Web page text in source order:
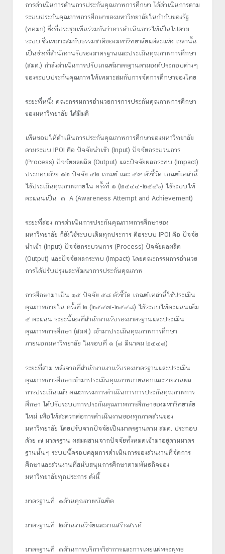
การดำเนินการด้านการประกันคุณภาพการศึกษา ได้ดำเนินการตาม
ระบบประกันคุณภาพการศึกษาของมหาวิทยาลัยในกำกับของรัฐ
(ทอมก) ซึ่งที่ประชุมเห็นร่วมกันว่าควรดำเนินการให้เป็นไปตาม
ระบบ ซึ่งเหมาะสมกับธรรมชาติของมหาวิทยาลัยแต่ละแห่ง เวลานั้น
เป็นช่วงที่สำนักงานรับรองมาตรฐานและประเมินคุณภาพการศึกษา
(สมศ.) กำลังดำเนินการปรับเกณฑ์มาตรฐานตามองค์ประกอบต่างๆ
ของระบบประกันคุณภาพให้เหมาะสมกับการจัดการศึกษาของไทย
ระยะที่หนึ่ง คณะกรรมการอำนวยการการประกันคุณภาพการศึกษา
ของมหาวิทยาลัย ได้มีมติ
เห็นชอบให้ดำเนินการประกันคุณภาพการศึกษาของมหาวิทยาลัย
ตามระบบ IPOI คือ ปัจจัยนำเข้า (Input) ปัจจัยกระบวนการ
(Process) ปัจจัยผลผลิต (Output) และปัจจัยผลกระทบ (Impact)
ประกอบด้วย ๑๒ ปัจจัย ๕๒ เกณฑ์ และ ๕๙ ตัวชี้วัด เกณฑ์เหล่านี้
ใช้ประเมินคุณภาพภายใน ครั้งที่ ๑ (๒๕๔๔-๒๕๔๖) ใช้ระบบให้
คะแนนเป็น ๓ A (Awareness Attempt and Achievement)
ระยะที่สอง การดำเนินการประกันคุณภาพการศึกษาของ
มหาวิทยาลัย ก็ยังใช้ระบบเดิมทุกประการ คือระบบ IPOI คือ ปัจจัย
นำเข้า (Input) ปัจจัยกระบวนการ (Process) ปัจจัยผลผลิต
(Output) และปัจจัยผลกระทบ (Impact) โดยคณะกรรมการอำนวย
การได้ปรับปรุงและพัฒนาการประกันคุณภาพ
การศึกษามาเป็น ๑๕ ปัจจัย ๕๘ ตัวชี้วัด เกณฑ์เหล่านี้ใช้ประเมิน
คุณภาพภายใน ครั้งที่ ๒ (๒๕๔๗-๒๕๔๘) ใช้ระบบให้คะแนนเต็ม
๕ คะแนน ระยะนี้เองที่สำนักงานรับรองมาตรฐานและประเมิน
คุณภาพการศึกษา (สมศ.) เข้ามาประเมินคุณภาพการศึกษา
ภายนอกมหาวิทยาลัย ในรอบที่ ๑ (๘ มีนาคม ๒๕๔๘)
ระยะที่สาม หลังจากที่สำนักงานงานรับรองมาตรฐานและประเมิน
คุณภาพการศึกษาเข้ามาประเมินคุณภาพภายนอกและรายงานผล
การประเมินแล้ว คณะกรรมการดำเนินการการประกันคุณภาพการ
ศึกษา ได้ปรับระบบการประกันคุณภาพการศึกษาของมหาวิทยาลัย
ใหม่ เพื่อให้สะดวกต่อการดำเนินงานของทุกภาคส่วนของ
มหาวิทยาลัย โดยปรับจากปัจจัยเป็นมาตรฐานตาม สมศ. ประกอบ
ด้วย ๗ มาตรฐาน ผสมผสานจากปัจจัยทั้งหมดเข้ามาอยู่ตามมาตร
ฐานนั้นๆ ระบบนี้ครอบคลุมการดำเนินการของส่วนงานที่จัดการ
ศึกษาและส่วนงานที่สนับสนุนการศึกษาตามพันธกิจของ
มหาวิทยาลัยทุกประการ ดังนี้
มาตรฐานที่ ๑ด้านคุณภาพบัณฑิต
มาตรฐานที่ ๒ด้านงานวิจัยและงานสร้างสรรค์
มาตรฐานที่ ๓ด้านการบริการวิชาการและการเผยแผ่พระพุทธ